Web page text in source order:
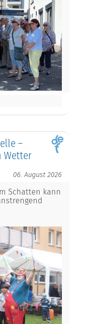
–
Wetter
06. August 2026
Schatten kann